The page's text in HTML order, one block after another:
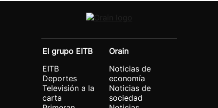
El grupo EITB
EITB
Deportes
Televisión a la
carta
Orain
Noticias de
economía
Noticias de
sociedad